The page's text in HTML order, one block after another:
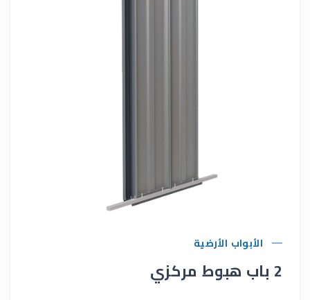
الأبواب الأرضية